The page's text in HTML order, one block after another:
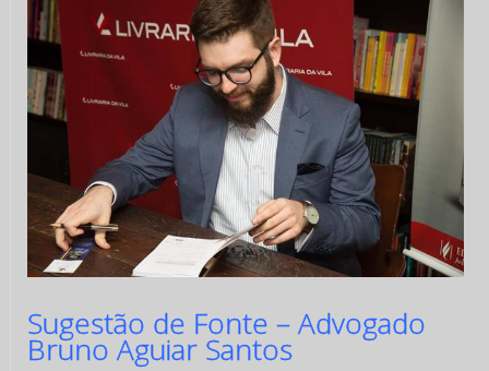
Sugestão de Fonte – Advogado
Bruno Aguiar Santos